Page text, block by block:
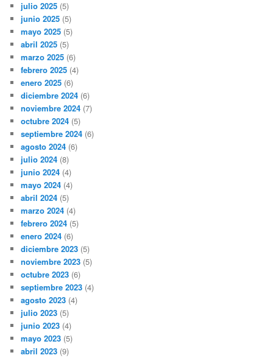
julio 2025 (5)
junio 2025 (5)
mayo 2025 (5)
abril 2025 (5)
marzo 2025 (6)
febrero 2025 (4)
enero 2025 (6)
diciembre 2024 (6)
noviembre 2024 (7)
octubre 2024 (5)
septiembre 2024 (6)
agosto 2024 (6)
julio 2024 (8)
junio 2024 (4)
mayo 2024 (4)
abril 2024 (5)
marzo 2024 (4)
febrero 2024 (5)
enero 2024 (6)
diciembre 2023 (5)
noviembre 2023 (5)
octubre 2023 (6)
septiembre 2023 (4)
agosto 2023 (4)
julio 2023 (5)
junio 2023 (4)
mayo 2023 (5)
abril 2023 (9)